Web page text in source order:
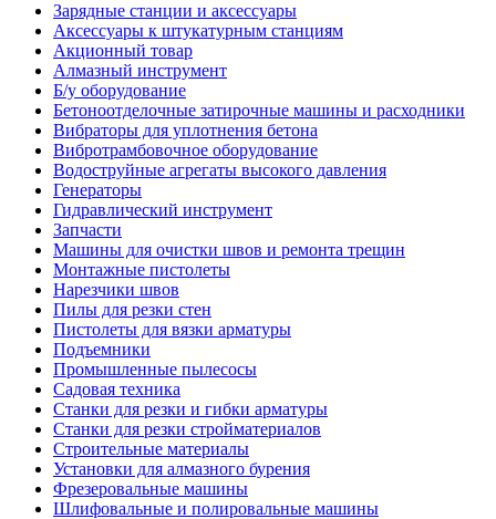
Зарядные станции и аксессуары
Аксессуары к штукатурным станциям
Акционный товар
Алмазный инструмент
Б/у оборудование
Бетоноотделочные затирочные машины и расходники
Вибраторы для уплотнения бетона
Вибротрамбовочное оборудование
Водоструйные агрегаты высокого давления
Генераторы
Гидравлический инструмент
Запчасти
Машины для очистки швов и ремонта трещин
Монтажные пистолеты
Нарезчики швов
Пилы для резки стен
Пистолеты для вязки арматуры
Подъемники
Промышленные пылесосы
Садовая техника
Станки для резки и гибки арматуры
Станки для резки стройматериалов
Строительные материалы
Установки для алмазного бурения
Фрезеровальные машины
Шлифовальные и полировальные машины